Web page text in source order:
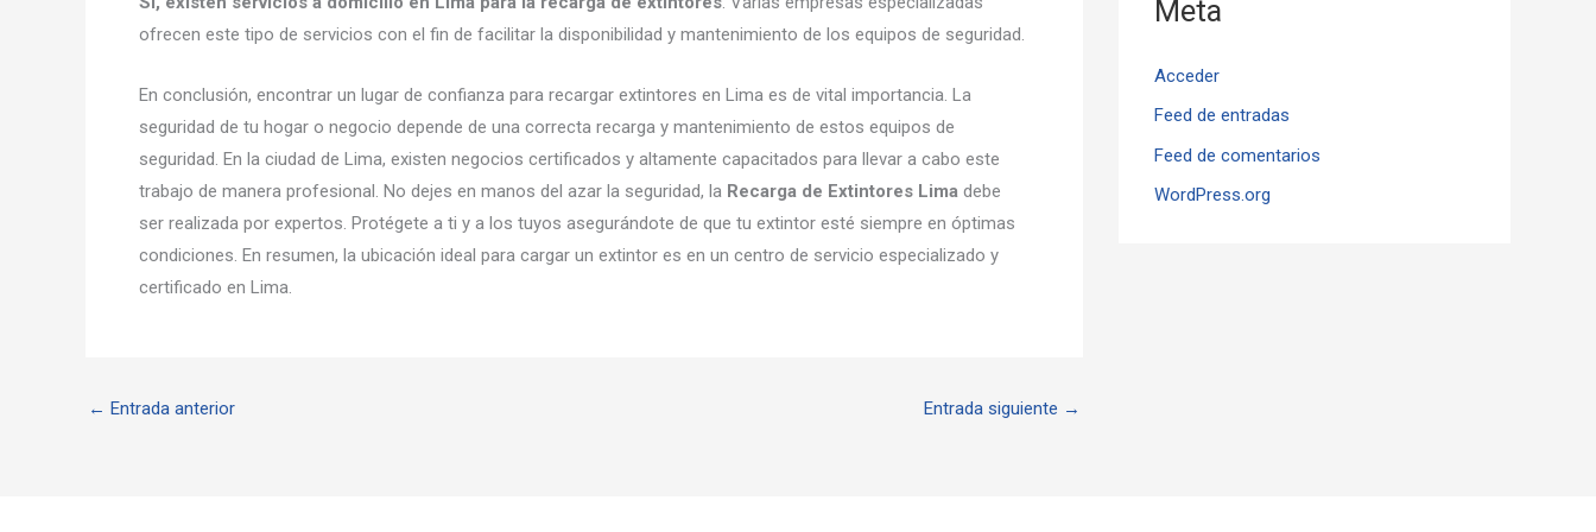
ofrecen este tipo de servicios con el fin de facilitar la disponibilidad y mantenimiento de los equipos de seguridad.
En conclusión, encontrar un lugar de confianza para recargar extintores en Lima es de vital importancia. La
seguridad de tu hogar o negocio depende de una correcta recarga y mantenimiento de estos equipos de
seguridad. En la ciudad de Lima, existen negocios certificados y altamente capacitados para llevar a cabo este
trabajo de manera profesional. No dejes en manos del azar la seguridad, la Recarga de Extintores Lima debe
ser realizada por expertos. Protégete a ti y a los tuyos asegurándote de que tu extintor esté siempre en óptimas
condiciones. En resumen, la ubicación ideal para cargar un extintor es en un centro de servicio especializado y
certificado en Lima.
← Entrada anterior Entrada siguiente →
Meta
Acceder
Feed de entradas
Feed de comentarios
WordPress.org